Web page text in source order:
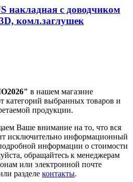
накладная с доводчиком
комл.заглушек
в нашем магазине
категорий выбранных товаров и
продукции.
Ваше внимание на то, что вся
исключительно информационный
информации о стоимости
обращайтесь к менеджерам
или электронной почте
разделе контакты.